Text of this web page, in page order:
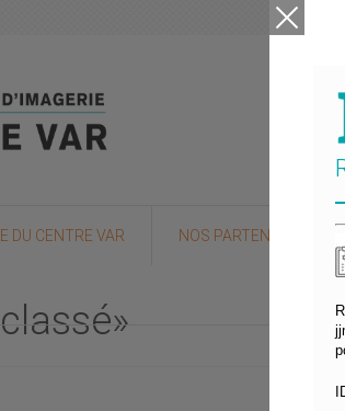
DU CENTRE VAR NOS PARTENAIRES